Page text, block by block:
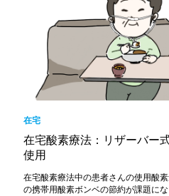
在宅
在宅酸素療法：リザーバー
使用
在宅酸素療法中の患者さんの使用酸
の携帯用酸素ボンベの節約が課題にな